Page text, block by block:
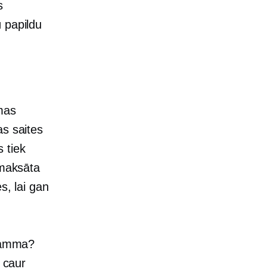
papildu
saites
tiek
lai gan
caur